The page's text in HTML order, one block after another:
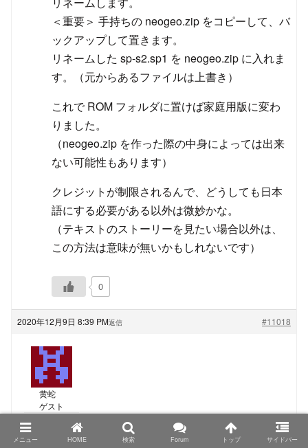
＜重要＞ 手持ちの neogeo.zip をコピーして、バ
ックアップして置きます。
リネームした sp-s2.sp1 を neogeo.zip に入れま
す。（元からあるファイルは上書き）
これで ROM フォルダに置けば家庭用版に変わ
りました。
（neogeo.zip を作った際の中身によっては出来
ない可能性もあります）
クレジットが制限されるんで、どうしても日本
語にする必要がある以外は微妙かな。
（テキストのストーリーを見たい場合以外は、
この方法は意味が無いかもしれないです）
0
2020年12月9日 8:39 PM #11018
返信
黄蛇
ゲスト
TRIMUI Model S、PowKiddyさん名義の物もシタンさ
メニュー HOME 検索 Forum トップ サイドバー